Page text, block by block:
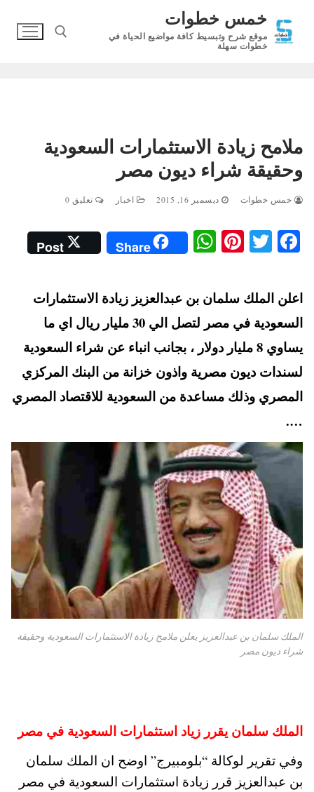
المحتوى
خمس خطوات
موقع شرح وتبسيط كافة مواضيع الحياة في
خطوات سهلة
ملامح زيادة الاستثمارات السعودية
وحقيقة شراء ديون مصر
خمس خطوات ديسمبر 16, 2015 اخبار تعليق 0
Fa
bo
ok
T
tte
r
Pi
er
es
t
W
ha
A
pp
Share
Post
اعلن الملك سلمان بن عبدالعزيز زيادة الاستثمارات
السعودية في مصر لتصل الي 30 مليار ريال اي ما
يساوي 8 مليار دولار ، بجانب انباء عن شراء السعودية
لسندات ديون مصرية واذون خزانة من البنك المركزي
المصري وذلك مساعدة من السعودية للاقتصاد المصري
….
الملك سلمان بن عبدالعزيز يعلن ملامح زيادة الاستثمارات السعودية وحقيقة
شراء ديون مصر
الملك سلمان يقرر زياد استثمارات السعودية في مصر
وفي تقرير لوكالة “بلومبيرج” اوضح ان الملك سلمان
بن عبدالعزيز قرر زيادة استثمارات السعودية في مصر